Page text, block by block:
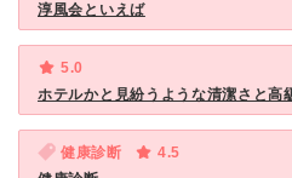
淳風会といえば
5.0
ホテルかと見紛うような清潔さと高
健康診断
4.5